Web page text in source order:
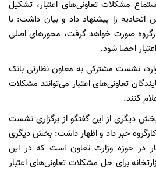
مشکلات تعاونی‌های اعتبار، تشکیل
اتحادیه را پیشنهاد داد و بیان داشت: با
صورت خواهد گرفت، محورهای اصلی
احصا شود.
نشست مشترکی به معاون نظارتی بانک
تعاونی‌های اعتبار می‌توانند مشکلات
کنند.
دیگری از این گفتگو از برگزاری نشست
کارگروه خبر داد و اظهار داشت: بخش دیگری
در حوزه وزارت تعاون است که در این
برای حل مشکلات تعاونی‌های اعتبار